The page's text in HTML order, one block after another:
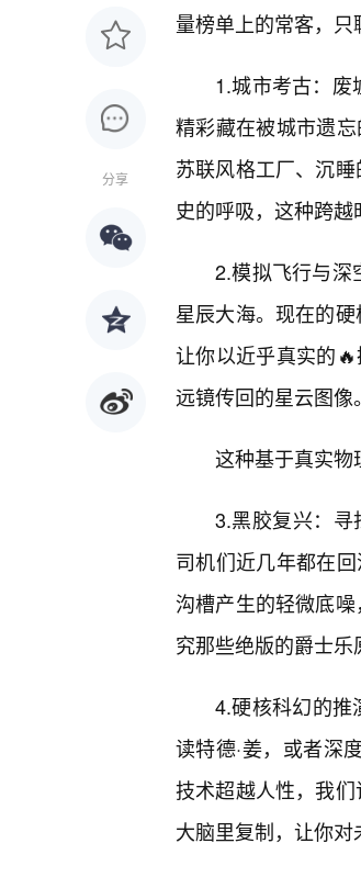
分享
量榜单上的常客，只
1.城市考古：废
精彩藏在被城市遗
苏联风格工厂、沉
史的呼吸，这种跨越
2.模拟飞行与深
星辰大海。现在的
让你以近乎真实的
远镜传回的星云图像。
这种基于真实物
3.黑胶复兴：寻
司机们近几年都在
沟槽产生的轻微底
究那些绝版的爵士乐
4.硬核科幻的推
读特德·姜，或者深
技术超越人性，我
大脑里复制，让你对